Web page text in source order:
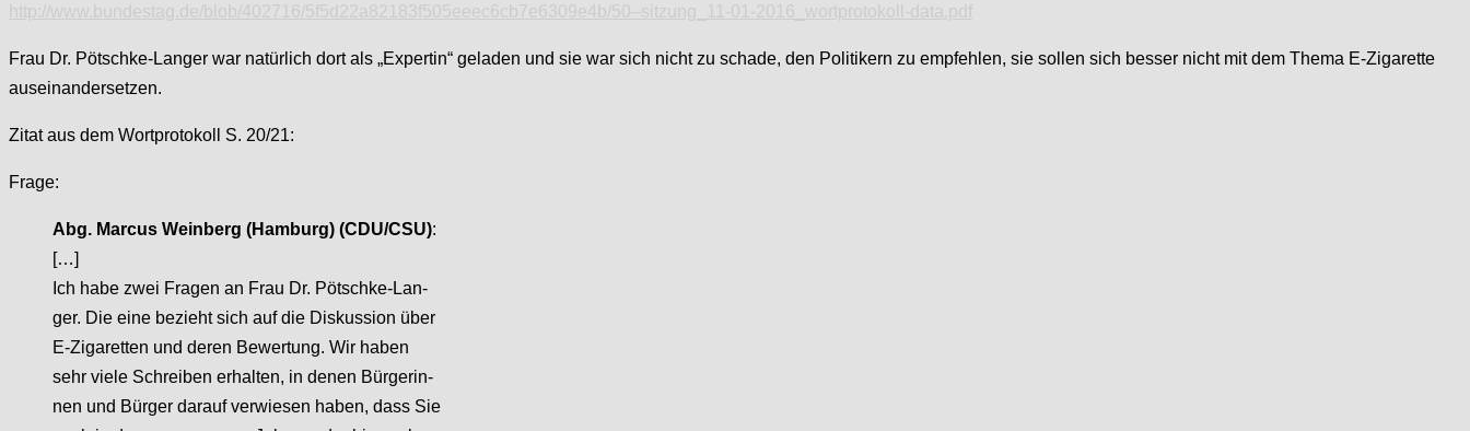
Frau Dr. Pötschke-Langer war natürlich dort als „Expertin“ geladen und sie war sich nicht zu schade, den Politikern zu empfehlen, sie sollen sich besser nicht mit dem Thema E-Zigarette
auseinandersetzen.
Zitat aus dem Wortprotokoll S. 20/21:
Frage:
Abg. Marcus Weinberg (Hamburg) (CDU/CSU):
[…]
Ich habe zwei Fragen an Frau Dr. Pötschke-Lan-
ger. Die eine bezieht sich auf die Diskussion über
E-Zigaretten und deren Bewertung. Wir haben
sehr viele Schreiben erhalten, in denen Bürgerin-
nen und Bürger darauf verwiesen haben, dass Sie